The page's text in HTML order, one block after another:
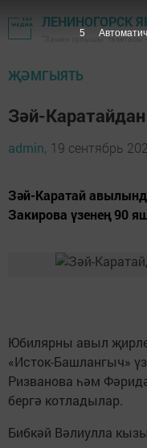
ЛЕНИНОГОРСК
"Заман сулышы"
ҖӘМГЫЯТЬ
Зәй-
admin, 19 сентябрь
Зәй-Каратай
Закирова үзенең 90
Юбилярны авыл
«Исток-Башлангыч»
Ризванова һәм
бергә котладылар.
Бибкәй Вәлиулла
5